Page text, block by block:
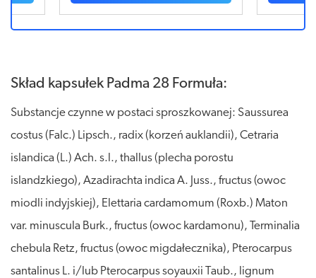
Skład kapsułek Padma 28 Formuła:
Substancje czynne w postaci sproszkowanej: Saussurea
costus (Falc.) Lipsch., radix (korzeń auklandii), Cetraria
islandica (L.) Ach. s.l., thallus (plecha porostu
islandzkiego), Azadirachta indica A. Juss., fructus (owoc
miodli indyjskiej), Elettaria cardamomum (Roxb.) Maton
var. minuscula Burk., fructus (owoc kardamonu), Terminalia
chebula Retz, fructus (owoc migdałecznika), Pterocarpus
santalinus L. i/lub Pterocarpus soyauxii Taub., lignum